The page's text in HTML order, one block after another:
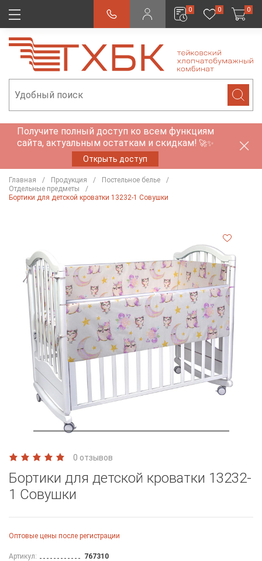
0 0 0
Получите полный доступ ко всем функциям
сайта, актуальным остаткам и скидкам! 🚀✨
Открыть доступ
Главная Продукция
Постельное белье
Отдельные предметы
Бортики для детской кроватки 13232-1 Совушки
0 отзывов
Бортики для детской кроватки 13232-
1 Совушки
Оптовые цены после регистрации
Артикул: 767310